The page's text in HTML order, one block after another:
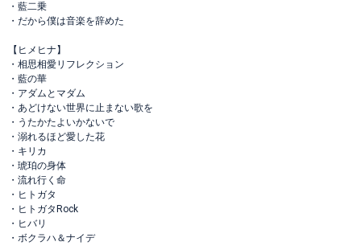
・藍二乗
・だから僕は音楽を辞めた
【ヒメヒナ】
・相思相愛リフレクション
・藍の華
・アダムとマダム
・あどけない世界に止まない歌を
・うたかたよいかないで
・溺れるほど愛した花
・キリカ
・琥珀の身体
・流れ行く命
・ヒトガタ
・ヒトガタRock
・ヒバリ
・ボクラハ＆ナイデ